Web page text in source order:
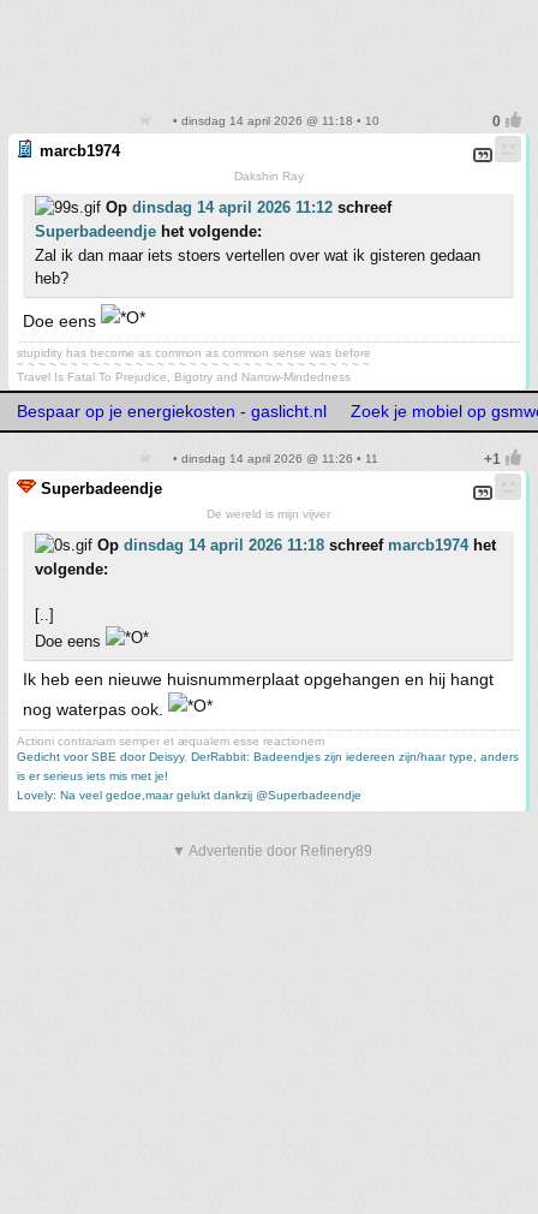
• dinsdag 14 april 2026 @ 11:18 • 10
marcb1974
Dakshin Ray
Op dinsdag 14 april 2026 11:12 schreef
Superbadeendje het volgende:
Zal ik dan maar iets stoers vertellen over wat ik gisteren gedaan
heb?
Doe eens
stupidity has become as common as common sense was before
~ ~ ~ ~ ~ ~ ~ ~ ~ ~ ~ ~ ~ ~ ~ ~ ~ ~ ~ ~ ~ ~ ~ ~ ~ ~ ~ ~ ~ ~ ~ ~ ~
Travel Is Fatal To Prejudice, Bigotry and Narrow-Mindedness
Bespaar op je energiekosten - gaslicht.nl Zoek je mobiel op
• dinsdag 14 april 2026 @ 11:26 • 11
Superbadeendje
De wereld is mijn vijver
Op dinsdag 14 april 2026 11:18 schreef marcb1974het
volgende:
[..]
Doe eens
Ik heb een nieuwe huisnummerplaat opgehangen en hij hangt
nog waterpas ook.
Actioni contrariam semper et æqualem esse reactionem
Gedicht voor SBE door Deisyy, DerRabbit: Badeendjes zijn iedereen zijn/haar type, anders
is er serieus iets mis met je!
Lovely: Na veel gedoe,maar gelukt dankzij @Superbadeendje
▼ Advertentie door Refinery89